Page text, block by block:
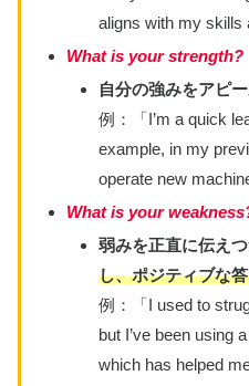
aligns with my skills
What is your strength?
自分の強みをアピー
例：「I’m a quick
example, in my
operate new
What is your
弱みを正直に伝えつ
し、ポジティブな
例：「I used to
but I’ve been using
which has helped